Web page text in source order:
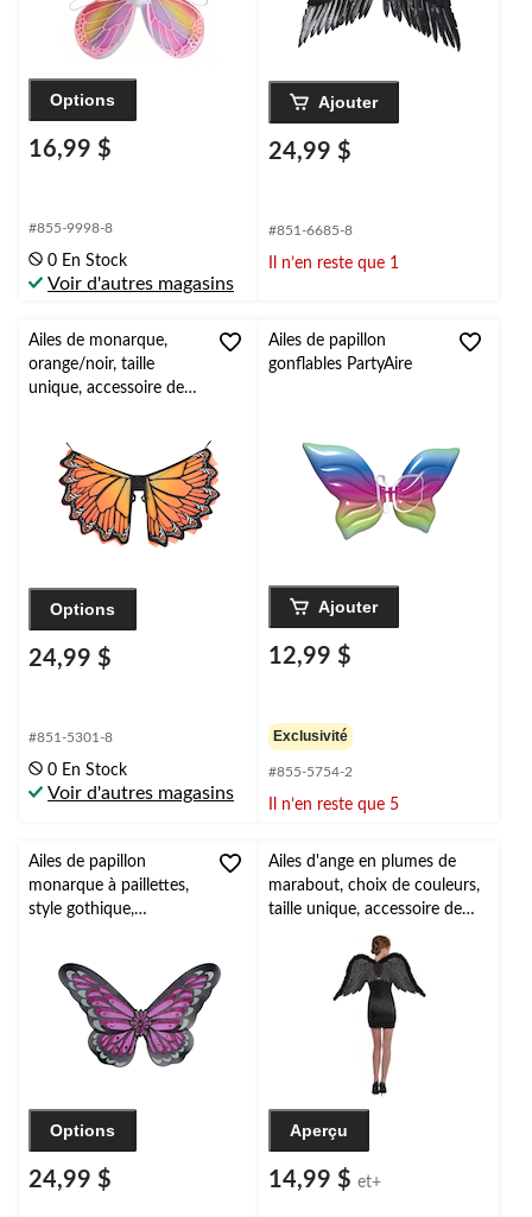
Options
16,99 $
#855-9998-8
0 En Stock
Voir d'autres magasins
Ajouter
24,99 $
#851-6685-8
Il n’en reste que 1
Ailes de monarque,
orange/noir, taille
unique, accessoire de
Options
24,99 $
#851-5301-8
0 En Stock
Voir d'autres magasins
Ailes de papillon
gonflables PartyAire
Ajouter
12,99 $
Exclusivité
#855-5754-2
Il n’en reste que 5
Ailes de papillon
monarque à paillettes,
style gothique,
à porter pour
l'Halloween
Options
24,99 $
Ailes d'ange en plumes de
marabout, choix de couleurs,
taille unique, accessoire de
costume à porter pour
l'Halloween
Aperçu
14,99 $ et+